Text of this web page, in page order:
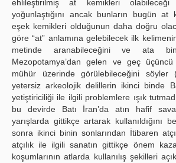
ehlileştirilmiş at kemikleri olabileceği
yoğunlaştığını ancak bunların bugün
eşek kemikleri olduğunun daha doğru
göre “at” anlamına gelebilecek ilk
metinde aranabileceğini ve ata
Mezopotamya’dan gelen ve geç
mühür üzerinde görülebileceğini söyler
yetersiz arkeolojik delillerin ikinci binde
yetiştiriciliği ile ilgili problemlere ışık
bu devirde Batı İran’da atın hafif
yarışlarda gittikçe artarak kullanıldığını
sonra ikinci binin sonlarından İtibaren
atçılık ile ilgili sanatın gittikçe önem
koşumlarının atlarda kullanılış şekilleri